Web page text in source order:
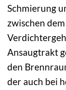
Schmierung
zwischen
Ansaugtrakt
den
der auch bei